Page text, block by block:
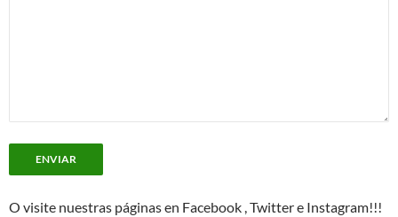
O visite nuestras páginas en Facebook , Twitter e Instagram!!!